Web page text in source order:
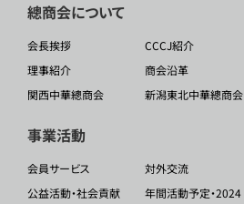
總商会について
会長挨拶 CCCJ紹介
理事紹介
商会沿革
関西中華總商会
新潟東北中華總商会
事業活動
会員サービス 対外交流
公益活動・社会貢献
年間活動予定・2024